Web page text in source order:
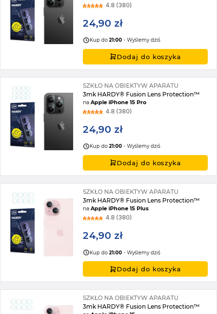
4.8 (380)
24,90 zł
Kup do21:00 - Wyślemy dziś
Dodaj do koszyka
SZKŁO NA OBIEKTYW APARATU
3mk HARDY® Fusion Lens Protection™
naApple iPhone 15 Pro
4.8 (380)
24,90 zł
Kup do21:00 - Wyślemy dziś
Dodaj do koszyka
SZKŁO NA OBIEKTYW APARATU
3mk HARDY® Fusion Lens Protection™
naApple iPhone 15 Plus
4.8 (380)
24,90 zł
Kup do21:00 - Wyślemy dziś
Dodaj do koszyka
SZKŁO NA OBIEKTYW APARATU
3mk HARDY® Fusion Lens Protection™